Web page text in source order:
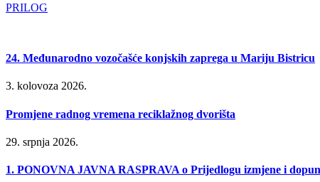
PRILOG
24. Međunarodno vozočašće konjskih zaprega u Mariju Bistricu
3. kolovoza 2026.
Promjene radnog vremena reciklažnog dvorišta
29. srpnja 2026.
1. PONOVNA JAVNA RASPRAVA o Prijedlogu izmjene i